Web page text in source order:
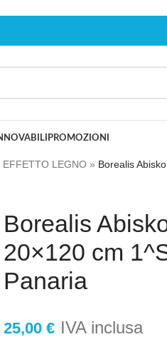
PROMOZIONI
EFFETTO LEGNO » Borealis
Borealis
20×120 cm
Panaria
25,00 € IVA inclusa